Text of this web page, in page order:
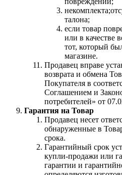
талона;
если товар
или в качестве
тот, который
магазине.
Продавец вправе
возврата и обмена
Покупателя в
Соглашением и
потребителей» от
Гарантия на Товар
Продавец несет
обнаруженные в
срока.
Гарантийный срок
купли-продажи или
гарантии и